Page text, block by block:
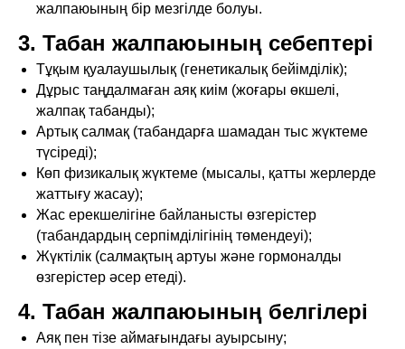
жалпаюының бір мезгілде болуы.
3. Табан жалпаюының себептері
Тұқым қуалаушылық (генетикалық бейімділік);
Дұрыс таңдалмаған аяқ киім (жоғары өкшелі,
жалпақ табанды);
Артық салмақ (табандарға шамадан тыс жүктеме
түсіреді);
Көп физикалық жүктеме (мысалы, қатты жерлерде
жаттығу жасау);
Жас ерекшелігіне байланысты өзгерістер
(табандардың серпімділігінің төмендеуі);
Жүктілік (салмақтың артуы және гормоналды
өзгерістер әсер етеді).
4. Табан жалпаюының белгілері
Аяқ пен тізе аймағындағы ауырсыну;